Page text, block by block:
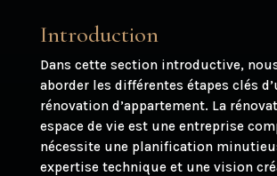
Introduction
Dans cette section introductive,
aborder les différentes étapes clés
rénovation d’appartement. La
espace de vie est une entreprise
nécessite une planification
expertise technique et une vision